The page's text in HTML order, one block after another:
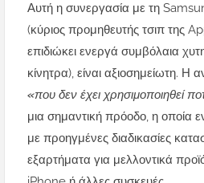
Αυτή η συνεργασία με τη
(κύριος προμηθευτής τσιπ της
επιδιώκει ενεργά συμβόλαια
κίνητρα), είναι αξιοσημείωτη. Η
«που δεν έχει χρησιμοποιηθεί
μια σημαντική πρόοδο, η οποία
με προηγμένες διαδικασίες
εξαρτήματα για μελλοντικά